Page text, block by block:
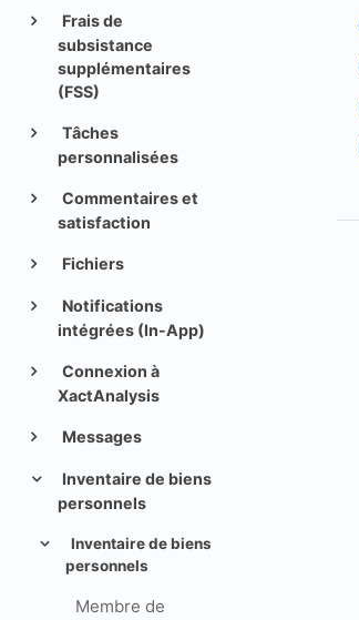
Frais de
subsistance
supplémentaires
(FSS)
Tâches
personnalisées
Commentaires et
satisfaction
Fichiers
Notifications
intégrées (In-App)
Connexion à
XactAnalysis
Messages
Inventaire de biens
personnels
Inventaire de biens
personnels
Membre de